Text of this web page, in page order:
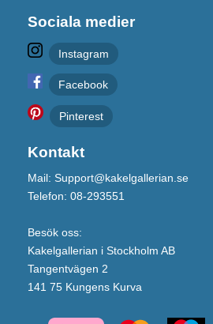
Sociala medier
Instagram
Facebook
Pinterest
Kontakt
Mail: Support@kakelgallerian.se
Telefon: 08-293551
Besök oss:
Kakelgallerian i Stockholm AB
Tangentvägen 2
141 75 Kungens Kurva